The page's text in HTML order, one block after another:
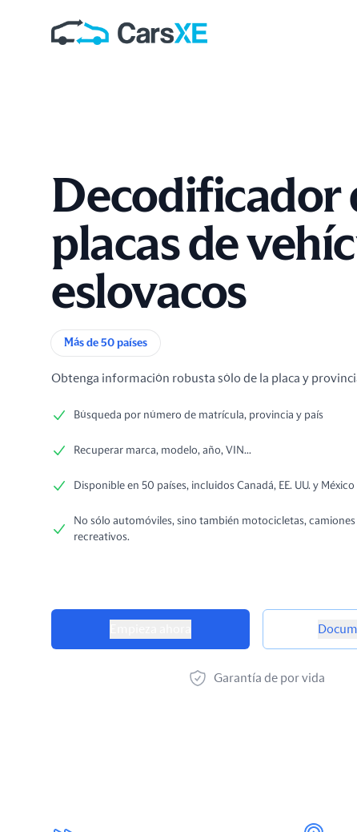
Decodificador
placas de
eslovacos
Información del producto
Más de 50 países
Obtenga información robusta sólo de la placa y
Búsqueda por número de matrícula, provincia y país
Recuperar marca, modelo, año, VIN...
Disponible en 50 países, incluidos Canadá, EE. UU. y México
No sólo automóviles, sino también motocicletas,
recreativos.
Opciones de producto
Garantía de por vida